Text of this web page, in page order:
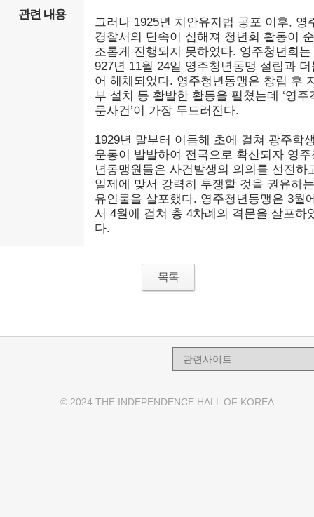
관련 내용
그러나 1925년 치안유지법 공포 이후, 영
경찰서의 단속이 심해져 청년회 활동이 순
조롭게 진행되지 못하였다. 영주청년회는
927년 11월 24일 영주청년동맹 설립과 더
어 해체되었다. 영주청년동맹은 창립 후
부 설치 등 활발한 활동을 펼쳤는데 ‘영주
문사건’이 가장 두드러진다.
1929년 말부터 이듬해 초에 걸쳐 광주학
운동이 발발하여 전국으로 확산되자 영주
년동맹원들은 사건발생의 의의를 선전하
일제에 맞서 강력히 투쟁할 것을 권유하는
유인물을 살포했다. 영주청년동맹은 3월
서 4월에 걸쳐 총 4차례의 격문을 살포하
다.
목록
© 2024 THE INDEPENDENCE HALL OF KOREA.